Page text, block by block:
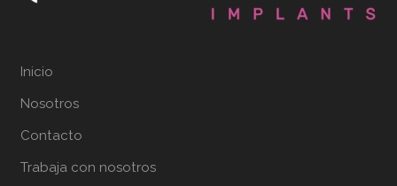
Inicio
Nosotros
Contacto
Trabaja con nosotros